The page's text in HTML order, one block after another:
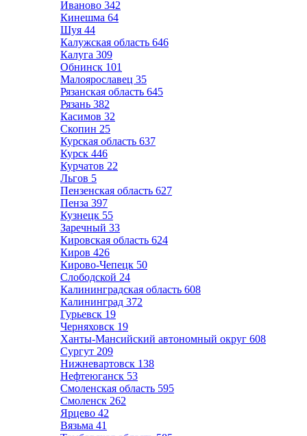
Иваново 342
Кинешма 64
Шуя 44
Калужская область 646
Калуга 309
Обнинск 101
Малоярославец 35
Рязанская область 645
Рязань 382
Касимов 32
Скопин 25
Курская область 637
Курск 446
Курчатов 22
Льгов 5
Пензенская область 627
Пенза 397
Кузнецк 55
Заречный 33
Кировская область 624
Киров 426
Кирово-Чепецк 50
Слободской 24
Калининградская область 608
Калининград 372
Гурьевск 19
Черняховск 19
Ханты-Мансийский автономный округ 608
Сургут 209
Нижневартовск 138
Нефтеюганск 53
Смоленская область 595
Смоленск 262
Ярцево 42
Вязьма 41